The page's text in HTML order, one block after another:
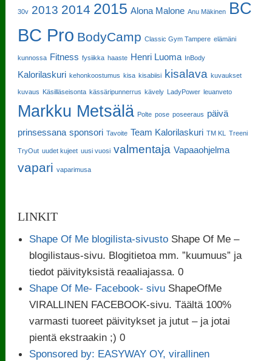
30v 2013 2014 2015 Alona Malone Anu Mäkinen BC
BC Pro BodyCamp Classic Gym Tampere elämäni
kunnossa Fitness fysiikka haaste Henri Luoma InBody
Kalorilaskuri kehonkoostumus kisa kisabiisi kisalava kuvaukset
kuvaus Käsilläseisonta kässäripunnerrus kävely LadyPower leuanveto
Markku Metsälä Polte pose poseeraus päivä
prinsessana sponsori Tavoite Team Kalorilaskuri TM KL Treeni
TryOut uudet kujeet uusi vuosi valmentaja Vapaaohjelma
vapari vaparimusa
LINKIT
Shape Of Me blogilista-sivusto Shape Of Me –
blogilistaus-sivu. Blogitietoa mm. ”kuumuus” ja
tiedot päivityksistä reaaliajassa. 0
Shape Of Me- Facebook- sivu ShapeOfMe
VIRALLINEN FACEBOOK-sivu. Täältä 100%
varmasti tuoreet päivitykset ja jutut – ja jotai
pientä ekstraakin ;) 0
Sponsored by: EASYWAY OY, virallinen